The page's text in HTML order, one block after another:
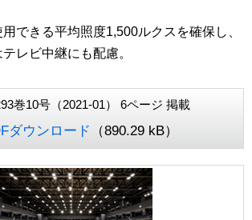
できる平均照度1,500ルクスを確保し、
レビ中継にも配慮。
巻10号（2021-01） 6ページ 掲載
ダウンロード （890.29 kB）